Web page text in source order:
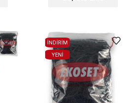
İNDİRİM
YENI